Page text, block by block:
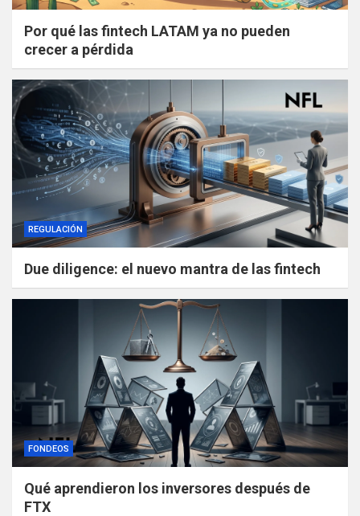
Por qué las fintech LATAM ya no pueden
crecer a pérdida
REGULACIÓN
Due diligence: el nuevo mantra de las fintech
FONDEOS
Qué aprendieron los inversores después de
FTX